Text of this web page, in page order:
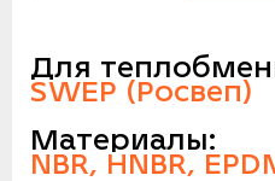
Для
SWEP (Росвеп)
Материалы:
NBR, HNBR,